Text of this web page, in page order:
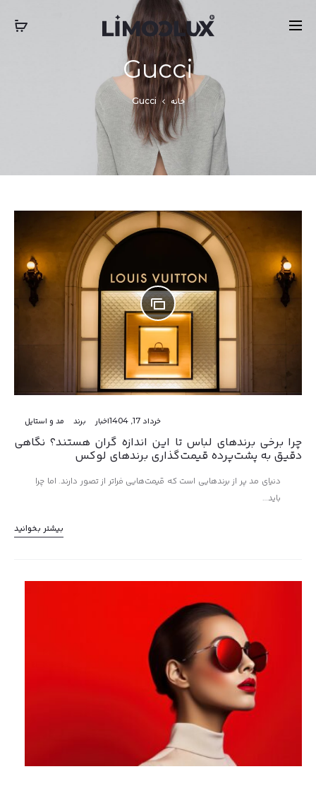
بستن
‎‎ ‎ International Express Shipping: 5-7 Business Days
Gucci
خانه Gucci
خرداد 17, 1404 اخبار برند مد و استایل
چرا برخی برندهای لباس تا این اندازه گران هستند؟ نگاهی
دقیق به پشت‌پرده قیمت‌گذاری برندهای لوکس
دنیای مد پر از برندهایی است که قیمت‌هایی فراتر از تصور دارند. اما چرا
باید…
بیشتر بخوانید